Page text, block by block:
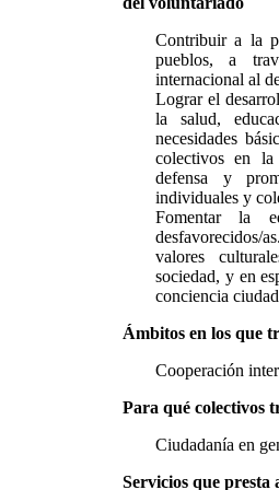
Contribuir a la
pueblos, a
internacional al
Lograr el
la salud,
necesidades
colectivos en
defensa y
individuales y
Fomentar la
desfavorecidos/
valores
sociedad, y en
conciencia
Ámbitos en los que
Cooperación
Para qué colectivos
Ciudadanía en
Servicios que presta